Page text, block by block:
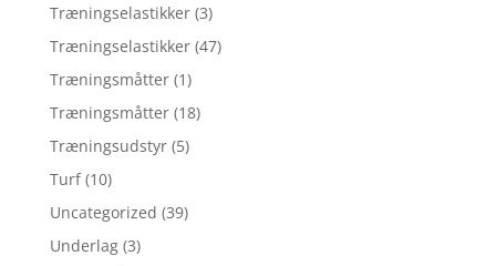
Træningselastikker (3)
Træningselastikker (47)
Træningsmåtter (1)
Træningsmåtter (18)
Træningsudstyr (5)
Turf (10)
Uncategorized (39)
Underlag (3)